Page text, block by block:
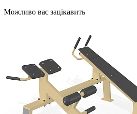
Можливо вас зацікавить